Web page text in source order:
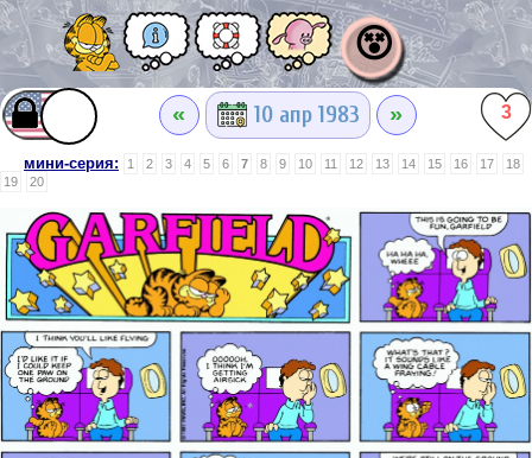
😵
« 10 апр 1983 » 3
мини-серия: 1 2 3 4 5 6 7 8 9 10 11 12 13 14 15 16 17
18
19
20